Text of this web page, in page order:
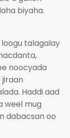
biyaha.
loogu talagalay
noocyada
jiraan
Haddi aad
weel mug
dabacsan oo